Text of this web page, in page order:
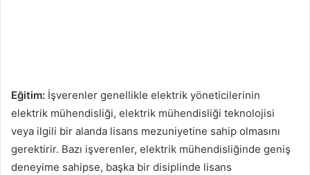
Eğitim: İşverenler genellikle elektrik yöneticilerinin
elektrik mühendisliği, elektrik mühendisliği teknolojisi
veya ilgili bir alanda lisans mezuniyetine sahip olmasını
gerektirir. Bazı işverenler, elektrik mühendisliğinde geniş
deneyime sahipse, başka bir disiplinde lisans